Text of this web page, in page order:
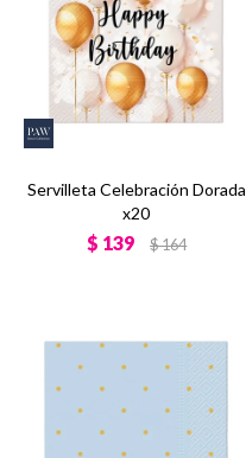
Servilleta Celebración Dorada
x20
$ 139 $164